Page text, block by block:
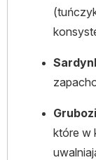
które w